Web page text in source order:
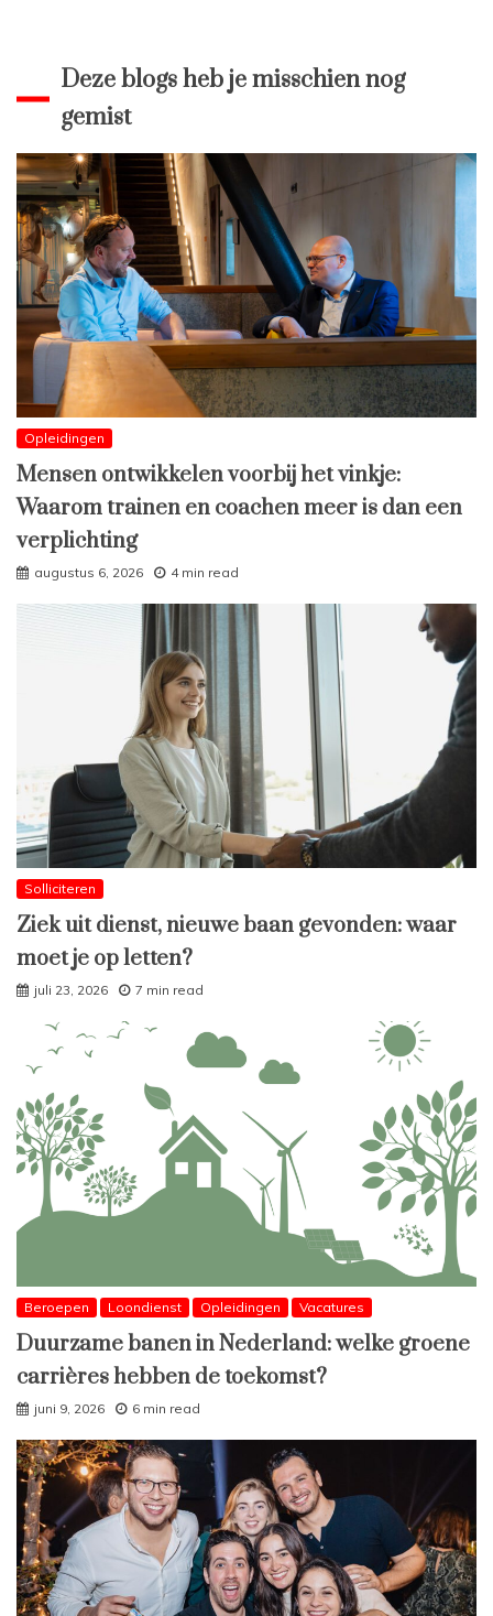
Deze blogs heb je misschien nog
gemist
Opleidingen
Mensen ontwikkelen voorbij het vinkje:
Waarom trainen en coachen meer is dan een
verplichting
augustus 6, 2026 4 min read
Solliciteren
Ziek uit dienst, nieuwe baan gevonden: waar
moet je op letten?
juli 23, 2026 7 min read
Beroepen Loondienst Opleidingen Vacatures
Duurzame banen in Nederland: welke groene
carrières hebben de toekomst?
juni 9, 2026 6 min read